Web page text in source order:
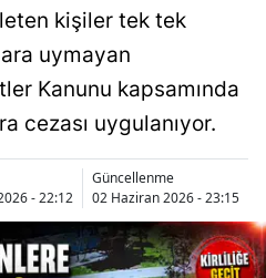
kişiler tek tek
uymayan
Kanunu kapsamında
cezası uygulanıyor.
- 22:12
Güncellenme
02 Haziran 2026 - 23:15